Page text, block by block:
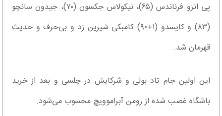
پی انزو فرناندس (۶۵)، نیکولاس جکسون (۷۰)، جیدون سانچو
(۸۳) و کایسدو (۱+۹۰) کامبکی شیرین زد و بی‌حرف و حدیث
قهرمان شد.
این اولین جام تاد بولی و شرکایش در چلسی و بعد از خرید
باشگاه غصب شده از رومن آبراموویچ محسوب می‌شود.